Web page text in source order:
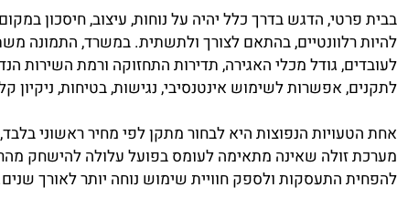
הדגש בדרך כלל יהיה על נוחות, עיצוב, חיסכון במקום,
בהתאם לצורך ולתשתית. במשרד, התמונה
גודל מכלי האגירה, תדירות התחזוקה ורמת השירות
הנפוצות היא לבחור מתקן לפי מחיר ראשוני בלבד,
שאינה מתאימה לעומס בפועל עלולה להישחק מהר,